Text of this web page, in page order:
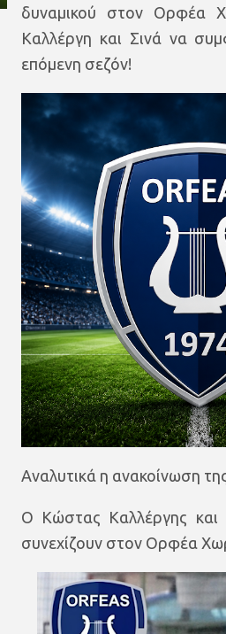
δυναμικού στον Ορφέα
Καλλέργη και Σινά να
επόμενη σεζόν!
Αναλυτικά η ανακοίνωση
Ο Κώστας Καλλέργης και
συνεχίζουν στον Ορφέα